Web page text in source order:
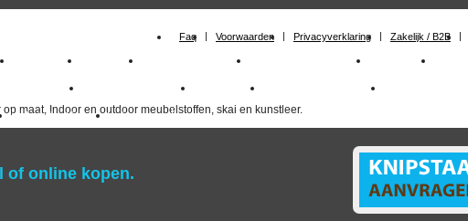
Faq Voorwaarden Privacyverklaring Zakelijk / B2B
maat, Indoor en outdoor meubelstoffen, skai en kunstleer.
Meubelstof Kunstleer Schuimrubberplaten Schuimrubber op maat Materialen
skai kunstleer kopen outdoorstof skai_kunstleer outdoor
Meubelstof indoor duurzaam
of online kopen.